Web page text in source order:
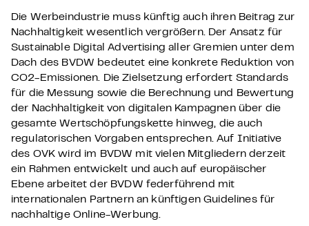
Die Werbeindustrie muss künftig auch ihren Beitrag zur
Nachhaltigkeit wesentlich vergrößern. Der Ansatz für
Sustainable Digital Advertising aller Gremien unter dem
Dach des BVDW bedeutet eine konkrete Reduktion von
CO2-Emissionen. Die Zielsetzung erfordert Standards
für die Messung sowie die Berechnung und Bewertung
der Nachhaltigkeit von digitalen Kampagnen über die
gesamte Wertschöpfungskette hinweg, die auch
regulatorischen Vorgaben entsprechen. Auf Initiative
des OVK wird im BVDW mit vielen Mitgliedern derzeit
ein Rahmen entwickelt und auch auf europäischer
Ebene arbeitet der BVDW federführend mit
internationalen Partnern an künftigen Guidelines für
nachhaltige Online-Werbung.